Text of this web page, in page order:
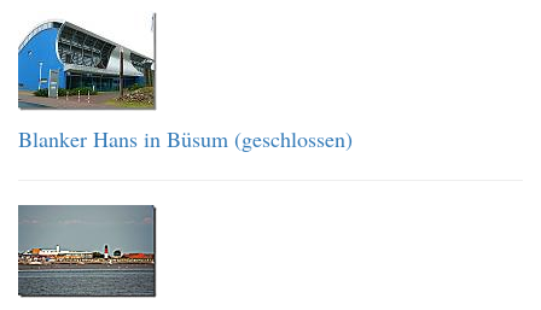
Blanker Hans in Büsum (geschlossen)